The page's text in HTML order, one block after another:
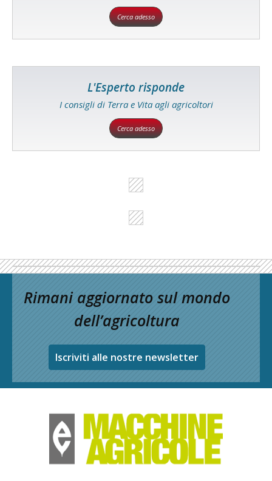
Cerca adesso
L'Esperto risponde
I consigli di Terra e Vita agli agricoltori
Cerca adesso
Rimani aggiornato sul mondo
dell’agricoltura
Iscriviti alle nostre newsletter